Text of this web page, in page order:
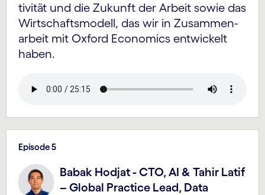
tivität und die Zukunft der Arbeit sowie das
Wirtschafts­modell, das wir in Zusammen­
arbeit mit Oxford Economics entwickelt
haben.
Episode 5
Babak Hodjat - CTO, AI & Tahir Latif
– Global Practice Lead, Data